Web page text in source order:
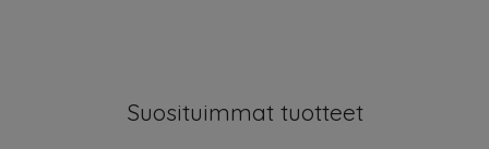
Suosituimmat tuotteet